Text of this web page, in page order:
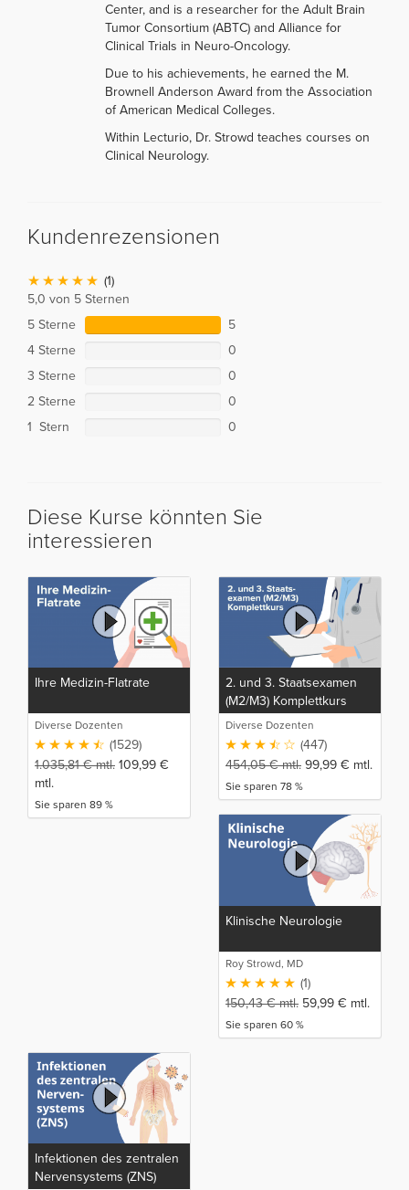
Center, and is a researcher for the Adult Brain
Tumor Consortium (ABTC) and Alliance for
Clinical Trials in Neuro-Oncology.
Due to his achievements, he earned the M.
Brownell Anderson Award from the Association
of American Medical Colleges.
Within Lecturio, Dr. Strowd teaches courses on
Clinical Neurology.
Kundenrezensionen
(1)
5,0 von 5 Sternen
5 Sterne
5
4 Sterne
0
3 Sterne
0
2 Sterne
0
1 Stern
0
Diese Kurse könnten Sie
interessieren
Ihre Medizin-Flatrate
Diverse Dozenten
(1529)
1.035,81€mtl. 109,99 €
mtl.
Sie sparen 89 %
2. und 3. Staatsexamen
(M2/M3) Komplettkurs
Diverse Dozenten
(447)
454,05€mtl. 99,99 € mtl.
Sie sparen 78 %
Klinische Neurologie
Roy Strowd, MD
(1)
150,43€mtl. 59,99 € mtl.
Sie sparen 60 %
Infektionen des zentralen
Nervensystems (ZNS)